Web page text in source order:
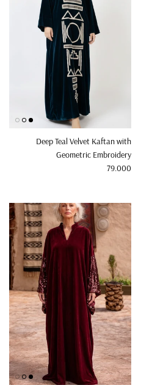
Deep Teal Velvet Kaftan with
Geometric Embroidery
Regular price
79.000